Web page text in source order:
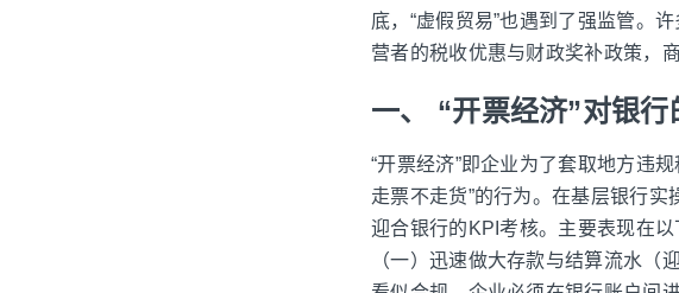
底，“虚假贸易”也遇到了强监管。
营者的税收优惠与财政奖补政策，
一、 “开票经济”对银行
“开票经济”即企业为了套取地方违
走票不走货”的行为。在基层银行实
迎合银行的KPI考核。主要表现在以
（一）迅速做大存款与结算流水（